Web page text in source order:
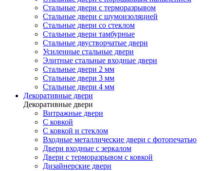
Стальные двери с терморазрывом
Стальные двери с шумоизоляцией
Стальные двери со стеклом
Стальные двери тамбурные
Стальные двустворчатые двери
Усиленные стальные двери
Элитные стальные входные двери
Стальные двери 2 мм
Стальные двери 3 мм
Стальные двери 4 мм
Декоративные двери
Декоративные двери
Витражные двери
С ковкой
С ковкой и стеклом
Входные металлические двери с фотопечатью
Двери входные с зеркалом
Двери с терморазрывом с ковкой
Дизайнерские двери